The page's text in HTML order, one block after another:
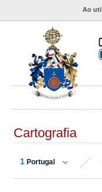
Ao
Cartografia
1 Portugal